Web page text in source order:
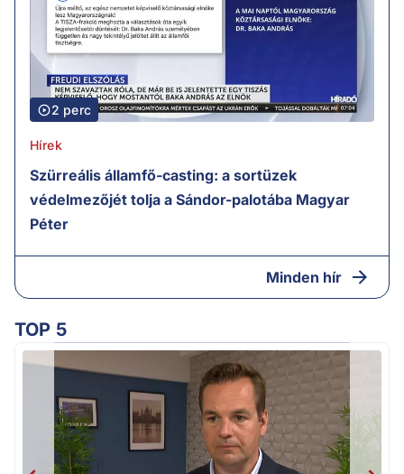
2 perc
Hírek
Szürreális államfő-casting: a sortüzek
védelmezőjét tolja a Sándor-palotába Magyar
Péter
Minden hír
TOP 5